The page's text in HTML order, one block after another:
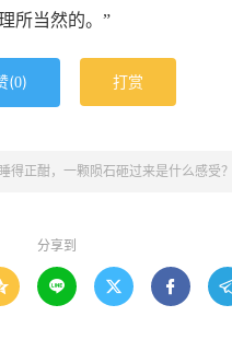
所当然的。”
(0) 打赏
睡得正酣，一颗陨石砸过来是什么感受？
分享到
  